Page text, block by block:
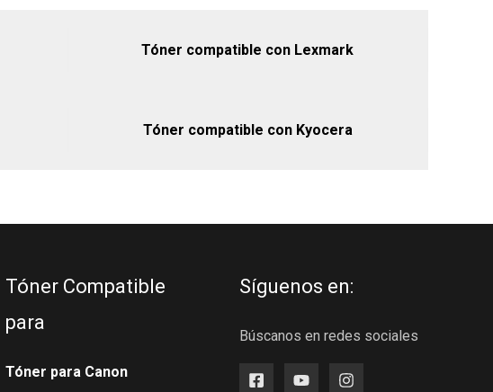
Tóner compatible con Lexmark
Tóner compatible con Kyocera
Tóner Compatible
para
Tóner para Canon
Síguenos en:
Búscanos en redes sociales